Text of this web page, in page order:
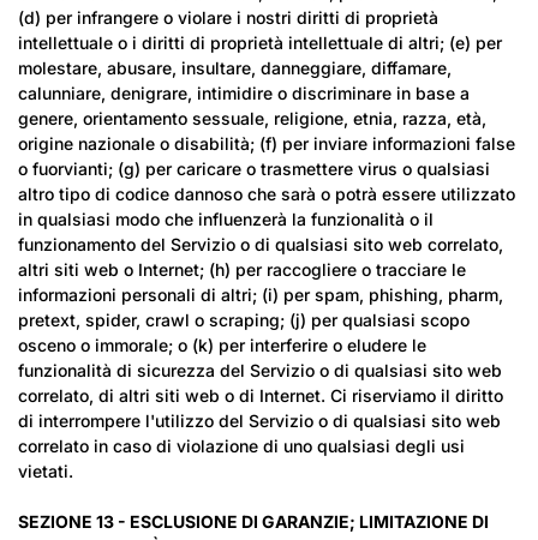
(d) per infrangere o violare i nostri diritti di proprietà
intellettuale o i diritti di proprietà intellettuale di altri; (e) per
molestare, abusare, insultare, danneggiare, diffamare,
calunniare, denigrare, intimidire o discriminare in base a
genere, orientamento sessuale, religione, etnia, razza, età,
origine nazionale o disabilità; (f) per inviare informazioni false
o fuorvianti; (g) per caricare o trasmettere virus o qualsiasi
altro tipo di codice dannoso che sarà o potrà essere utilizzato
in qualsiasi modo che influenzerà la funzionalità o il
funzionamento del Servizio o di qualsiasi sito web correlato,
altri siti web o Internet; (h) per raccogliere o tracciare le
informazioni personali di altri; (i) per spam, phishing, pharm,
pretext, spider, crawl o scraping; (j) per qualsiasi scopo
osceno o immorale; o (k) per interferire o eludere le
funzionalità di sicurezza del Servizio o di qualsiasi sito web
correlato, di altri siti web o di Internet. Ci riserviamo il diritto
di interrompere l'utilizzo del Servizio o di qualsiasi sito web
correlato in caso di violazione di uno qualsiasi degli usi
vietati.
SEZIONE 13 - ESCLUSIONE DI GARANZIE; LIMITAZIONE DI